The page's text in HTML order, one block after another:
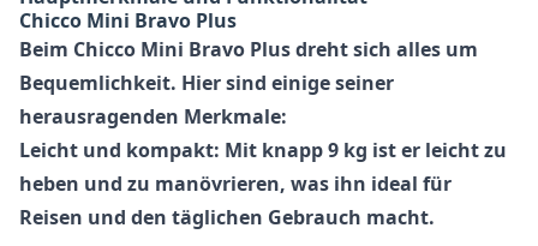
Chicco Mini Bravo Plus
Beim Chicco Mini Bravo Plus dreht sich alles um
Bequemlichkeit. Hier sind einige seiner
herausragenden Merkmale:
Leicht und kompakt: Mit knapp 9 kg ist er leicht zu
heben und zu manövrieren, was ihn ideal für
Reisen und den täglichen Gebrauch macht.